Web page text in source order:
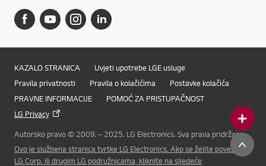
Online Chat
KAZALO STRANICA
Uvjeti upotrebe LGE usluge
Pravila privatnosti
Pravila o kolačićima
Postavke kolačića
PRAVNE INFORMACIJE
POMOĆ ZA PRISTUPAČNOST
LG Privacy
Autorsko pravo © 2009. – 2025. LG Electronics. Sva prava pridržana
Ovo je službena stranica tvrtke LG Electronics. Ako se želite povezati s
LG Corp. ili drugim LG podružnicama, kliknite na sljedeće